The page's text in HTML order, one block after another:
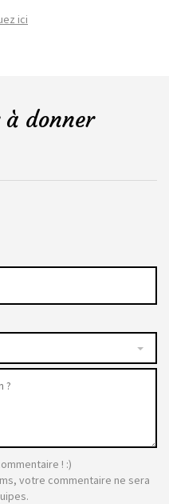
ici
à donner
! :)
votre commentaire ne sera